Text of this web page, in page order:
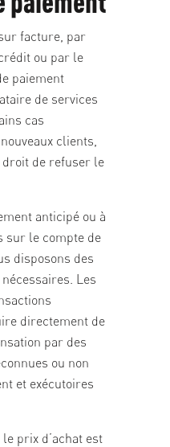
facture, par
ou par le
paiement
de services
cas
clients,
de refuser le
anticipé ou à
sur le compte de
disposons des
Les
directement de
par des
ou non
et exécutoires
prix d’achat est